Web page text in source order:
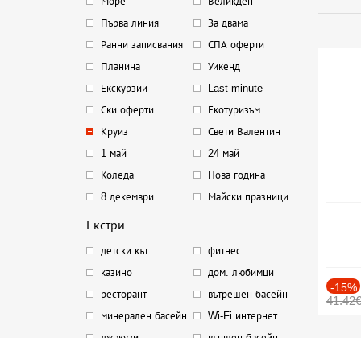
Първа линия
За двама
Ранни записвания
СПА оферти
Планина
Уикенд
Екскурзии
Last minute
Ски оферти
Екотуризъм
Круиз
Свети Валентин
1 май
24 май
Коледа
Нова година
8 декември
Майски празници
Екстри
детски кът
фитнес
казино
дом. любимци
ресторант
вътрешен басейн
минерален басейн
Wi-Fi интернет
-15%
41.42€